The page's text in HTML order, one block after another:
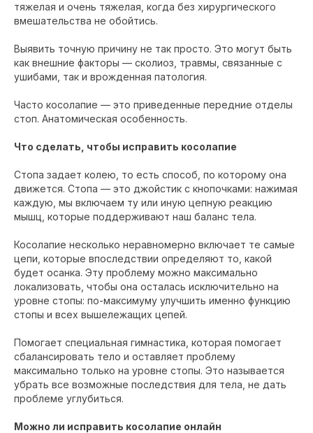
тяжелая и очень тяжелая, когда без хирургического
вмешательства не обойтись.
Выявить точную причину не так просто. Это могут быть
как внешние факторы — сколиоз, травмы, связанные с
ушибами, так и врожденная патология.
Часто косолапие — это приведенные передние отделы
стоп. Анатомическая особенность.
Что сделать, чтобы исправить косолапие
Стопа задает колею, то есть способ, по которому она
движется. Стопа — это джойстик с кнопочками: нажимая
каждую, мы включаем ту или иную цепную реакцию
мышц, которые поддерживают наш баланс тела.
Косолапие несколько неравномерно включает те самые
цепи, которые впоследствии определяют то, какой
будет осанка. Эту проблему можно максимально
локализовать, чтобы она осталась исключительно на
уровне стопы: по-максимуму улучшить именно функцию
стопы и всех вышележащих цепей.
Помогает специальная гимнастика, которая помогает
сбалансировать тело и оставляет проблему
максимально только на уровне стопы. Это называется
убрать все возможные последствия для тела, не дать
проблеме углубиться.
Можно ли исправить косолапие онлайн